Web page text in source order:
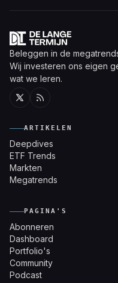
Beleggen in de
Wij investeren ons eigen
wat we leren.
ARTIKELEN
Deepdives
ETF Trends
Markten
Megatrends
PAGINA'S
Abonneren
Dashboard
Portfolio's
Community
Podcast